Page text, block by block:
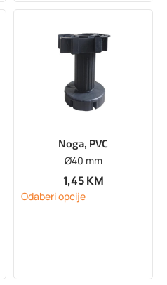
Noga, PVC
Ø40 mm
1,45KM
Odaberi opcije